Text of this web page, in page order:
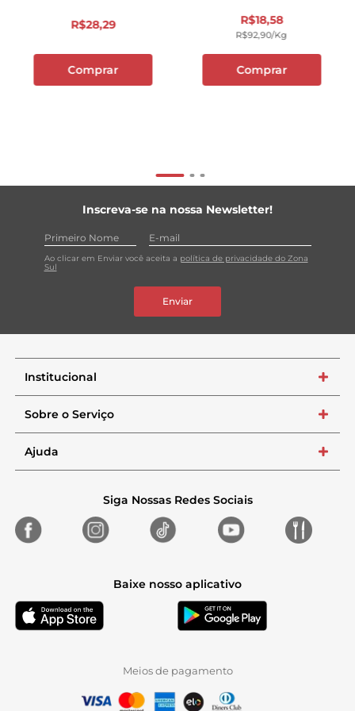
R$28,29
Comprar
R$18,58
R$92,90/kg
Comprar
Inscreva-se na nossa Newsletter!
Ao clicar em Enviar você aceita a política de privacidade do Zona
Sul
Enviar
Institucional +
Sobre o Serviço +
Ajuda +
Siga Nossas Redes Sociais
Baixe nosso aplicativo
Meios de pagamento